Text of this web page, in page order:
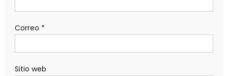
Correo *
Sitio web